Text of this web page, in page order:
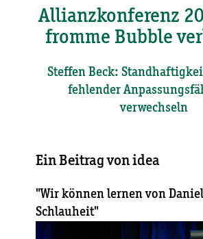
Allianzkonferenz
fromme Bubble
Steffen Beck:
fehlender
verwechseln
Ein Beitrag von idea
"Wir können lernen von
Schlauheit"